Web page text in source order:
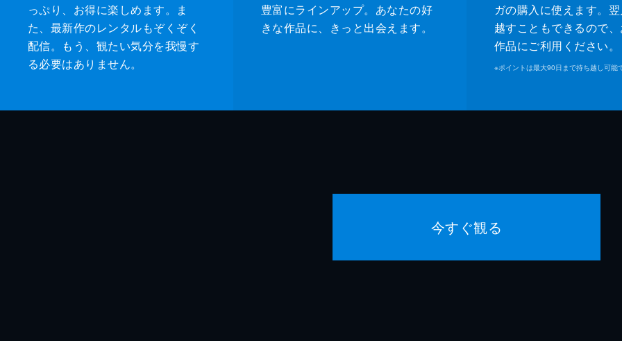
っぷり、お得に楽しめます。ま
た、最新作のレンタルもぞくぞく
配信。もう、観たい気分を我慢す
る必要はありません。
豊富にラインアップ。あなたの好
きな作品に、きっと出会えます。
ガの購入に使えます。
越すこともできるので
作品にご利用ください。
※ポイントは最大90日まで持ち越し可能
今すぐ観る